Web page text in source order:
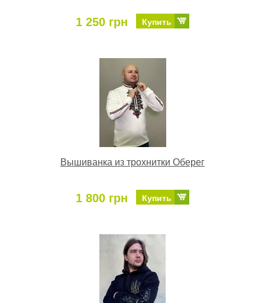
1 250 грн Купить
Вышиванка из трохнитки Оберег
1 800 грн Купить